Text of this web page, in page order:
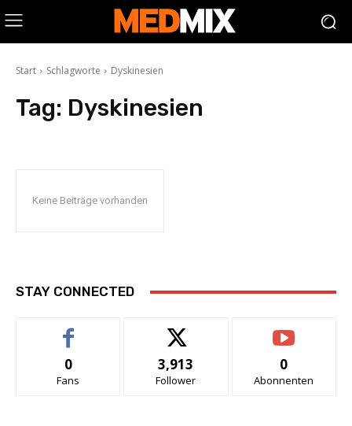
Start Schlagworte Dyskinesien
Tag: Dyskinesien
Keine Beiträge vorhanden
STAY CONNECTED
0
Fans
3,913
Follower
0
Abonnenten